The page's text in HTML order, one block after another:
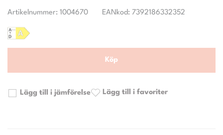
Artikelnummer: 1004670 EANkod: 7392186332352
Köp
Lägg till i jämförelse Lägg till i favoriter